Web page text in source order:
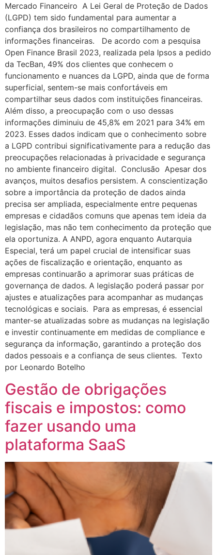
Mercado Financeiro A Lei Geral de Proteção de Dados
(LGPD) tem sido fundamental para aumentar a
confiança dos brasileiros no compartilhamento de
informações financeiras. De acordo com a pesquisa
Open Finance Brasil 2023, realizada pela Ipsos a pedido
da TecBan, 49% dos clientes que conhecem o
funcionamento e nuances da LGPD, ainda que de forma
superficial, sentem-se mais confortáveis em
compartilhar seus dados com instituições financeiras.
Além disso, a preocupação com o uso dessas
informações diminuiu de 45,8% em 2021 para 34% em
2023. Esses dados indicam que o conhecimento sobre
a LGPD contribui significativamente para a redução das
preocupações relacionadas à privacidade e segurança
no ambiente financeiro digital. Conclusão Apesar dos
avanços, muitos desafios persistem. A conscientização
sobre a importância da proteção de dados ainda
precisa ser ampliada, especialmente entre pequenas
empresas e cidadãos comuns que apenas tem ideia da
legislação, mas não tem conhecimento da proteção que
ela oportuniza. A ANPD, agora enquanto Autarquia
Especial, terá um papel crucial de intensificar suas
ações de fiscalização e orientação, enquanto as
empresas continuarão a aprimorar suas práticas de
governança de dados. A legislação poderá passar por
ajustes e atualizações para acompanhar as mudanças
tecnológicas e sociais. Para as empresas, é essencial
manter-se atualizadas sobre as mudanças na legislação
e investir continuamente em medidas de compliance e
segurança da informação, garantindo a proteção dos
dados pessoais e a confiança de seus clientes. Texto
por Leonardo Botelho
Gestão de obrigações
fiscais e impostos: como
fazer usando uma
plataforma SaaS